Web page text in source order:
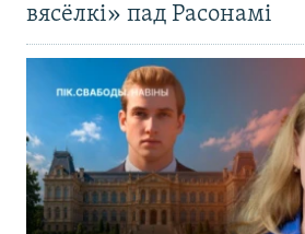
вясёлкі» пад Расонамі